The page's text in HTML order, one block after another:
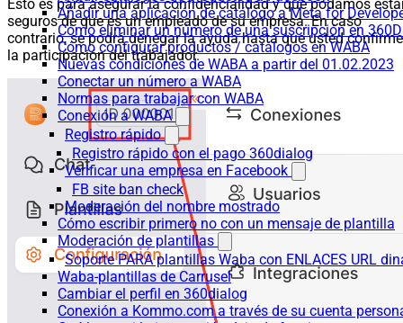
Añadir una aplicación de catálogo a Meta for
Cómo eliminar un número de una suscripción en
Cómo configurar productos / catálogos en WABA
Nuevas condiciones de WABA a partir del 01.02.2023
Conectar un número a WABA
Normas para trabajar con WABA
Conexión a WABA
Registro rápido
Registro rápido con el pago 360dialog
Verificar una empresa en Facebook
FB site ban check
Moderación del nombre mostrado
Cómo escribir primero no con un mensaje de plantilla
Moderación de plantillas
Soporte PARA plantillas Waba con ENLACES URL
Waba-plantillas de Carrusel
Cambiar el perfil en 360dialog
Conexión a Kommo.com a través de su cuenta
Esto es para asegurar la confidencialidad y que podamos
seguros de que es un empleado de su empresa. En caso
contrario, se podrá denegar la ayuda hasta que usted confirme
la participación del trabajador.